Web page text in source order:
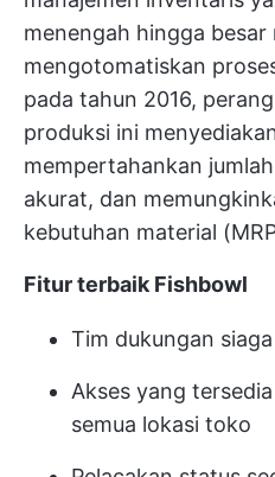
menengah hingga
mengotomatiskan
pada tahun 2016,
produksi ini
mempertahankan
akurat, dan
kebutuhan material
Fitur terbaik Fishbowl
Tim dukungan
Akses yang
semua lokasi toko